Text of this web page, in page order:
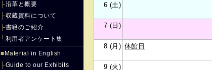
├沿革と概要
├収蔵資料について
├書籍のご紹介
└利用者アンケート集
■ Material in English
├Guide to our Exhibits
6 (土)
7 (日)
8 (月) 休館日
9 (火)